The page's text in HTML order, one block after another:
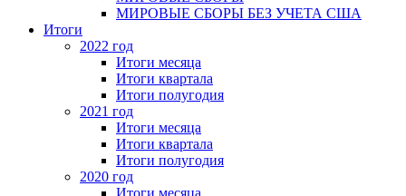
МИРОВЫЕ СБОРЫ БЕЗ УЧЕТА США
Итоги
2022 год
Итоги месяца
Итоги квартала
Итоги полугодия
2021 год
Итоги месяца
Итоги квартала
Итоги полугодия
2020 год